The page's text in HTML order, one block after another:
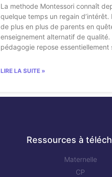
La methode Montessori connaît
quelque temps un regain d’intérêt.
de plus en plus de parents en
enseignement alternatif de qualité.
pédagogie repose essentiellement
LIRE LA SUITE »
Ressources à
Maternelle
CP